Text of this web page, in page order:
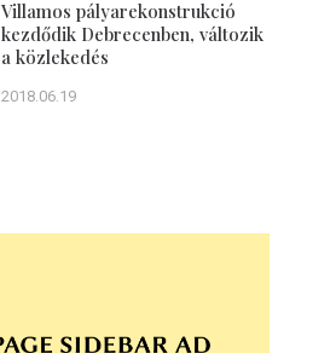
Villamos pályarekonstrukció
kezdődik Debrecenben, változik
a közlekedés
2018.06.19